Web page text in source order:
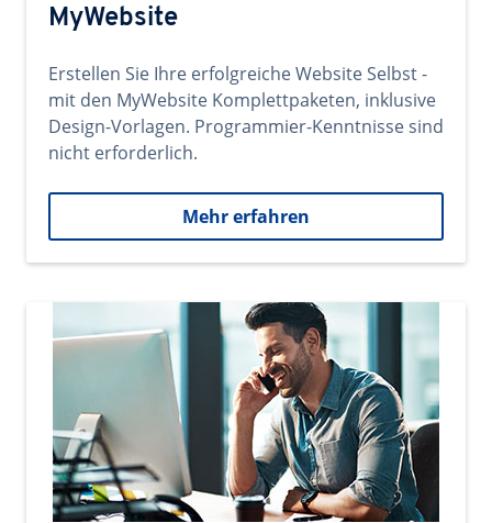
MyWebsite
Erstellen Sie Ihre erfolgreiche Website Selbst -
mit den MyWebsite Komplettpaketen, inklusive
Design-Vorlagen. Programmier-Kenntnisse sind
nicht erforderlich.
Mehr erfahren